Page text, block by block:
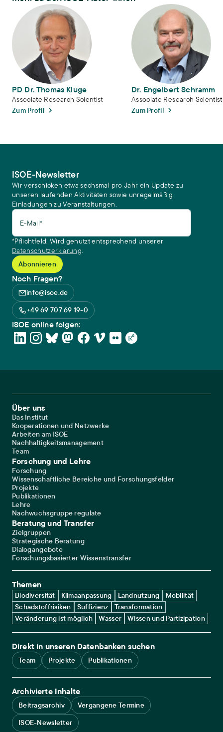
PD Dr. Thomas Kluge
PD Dr. Thomas Kluge
Associate Research Scientist
Zum Profil
Dr. Engelbert Schramm
Dr. Engelbert Schramm
Associate Research Scientist
Zum Profil
ISOE-Newsletter
Wir verschicken etwa sechsmal pro Jahr ein Update zu
unseren laufenden Aktivitäten sowie unregelmäßig
Einladungen zu Veranstaltungen.
E-Mail*
*Pflichtfeld. Wird genutzt entsprechend unserer
Datenschutzerklärung.
Noch Fragen?
info@isoe.de
+49 69 707 69 19-0
ISOE online folgen:
Footer Main Navigation
Über uns
Das Institut
Kooperationen und Netzwerke
Arbeiten am ISOE
Nachhaltigkeitsmanagement
Team
Forschung und Lehre
Forschung
Wissenschaftliche Bereiche und Forschungsfelder
Projekte
Publikationen
Lehre
Nachwuchsgruppe regulate
Beratung und Transfer
Zielgruppen
Strategische Beratung
Dialogangebote
Forschungsbasierter Wissenstransfer
Themen
Biodiversität Klimaanpassung Landnutzung
Mobilität
Schadstoffrisiken
Suffizienz
Transformation
Veränderung ist möglich
Wasser Wissen und Partizipation
Direkt in unseren Datenbanken suchen
Team Projekte Publikationen
Archivierte Inhalte
Beitragsarchiv
Vergangene Termine
ISOE-Newsletter